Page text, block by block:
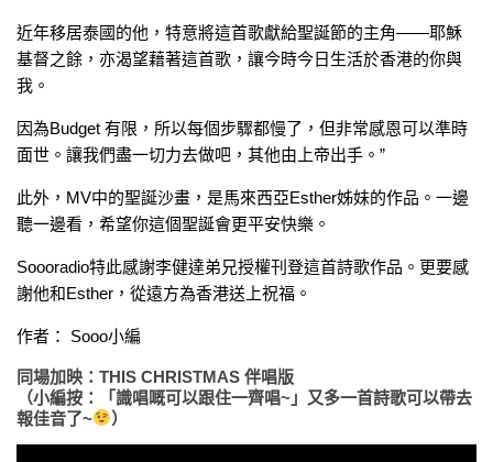
近年移居泰國的他，特意將這首歌獻給聖誕節的主角——耶穌
基督之餘，亦渴望藉著這首歌，讓今時今日生活於香港的你與
我。
因為Budget 有限，所以每個步驟都慢了，但非常感恩可以準時
面世。讓我們盡一切力去做吧，其他由上帝出手。”
此外，MV中的聖誕沙畫，是馬來西亞Esther姊妹的作品。一邊
聽一邊看，希望你這個聖誕會更平安快樂。
Soooradio特此感謝李健達弟兄授權刊登這首詩歌作品。更要感
謝他和Esther，從遠方為香港送上祝福。
作者： Sooo小編
同場加映：THIS CHRISTMAS 伴唱版
（小編按：「識唱嘅可以跟住一齊唱~」又多一首詩歌可以帶去
報佳音了~
）